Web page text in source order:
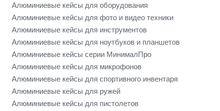
Алюминиевые кейсы для оборудования
Алюминиевые кейсы для фото и видео техники
Алюминиевые кейсы для инструментов
Алюминиевые кейсы для ноутбуков и планшетов
Алюминиевые кейсы серии МинималПро
Алюминиевые кейсы для микрофонов
Алюминиевые кейсы для спортивного инвентаря
Алюминиевые кейсы для ружей
Алюминиевые кейсы для пистолетов